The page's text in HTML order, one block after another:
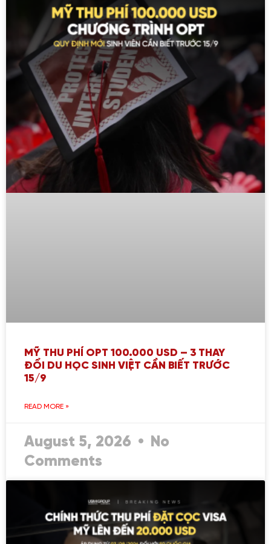
MỸ THU PHÍ OPT 100.000 USD – 3 THAY
ĐỔI DU HỌC SINH VIỆT CẦN BIẾT TRƯỚC
15/9
READ MORE »
August 5, 2026
No
Comments